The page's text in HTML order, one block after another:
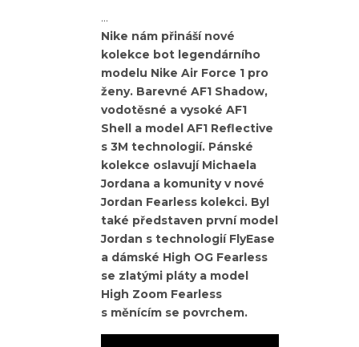
Nike nám přináší nové
kolekce bot legendárního
modelu Nike Air Force 1 pro
ženy. Barevné AF1 Shadow,
vodotěsné a vysoké AF1
Shell a model AF1 Reflective
s 3M technologií. Pánské
kolekce oslavují Michaela
Jordana a komunity v nové
Jordan Fearless kolekci. Byl
také představen první model
Jordan s technologií FlyEase
a dámské High OG Fearless
se zlatými pláty a model
High Zoom Fearless
s měnícím se povrchem.